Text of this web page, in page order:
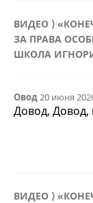
ВИДЕО ⟩
ЗА ПРАВА
ШКОЛА
Овод20 июня
Довод, Довод,
ВИДЕО ⟩